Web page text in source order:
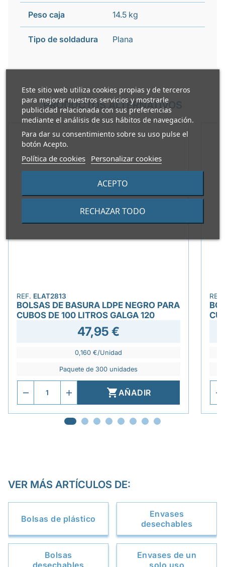
Este sitio web utiliza cookies propias y de terceros
para mejorar nuestros servicios y mostrarle
publicidad relacionada con sus preferencias
mediante el análisis de sus hábitos de navegación.
Para dar su consentimiento sobre su uso pulse el
botón Acepto.
Política de cookies Personalizar cookies
RECHAZAR TODO
ACEPTO
Peso caja 14.5 kg
Tipo de soldadura Plana
PRODUCTOS ALTERNATIVOS
REF. ELAT2813
BOLSAS DE BASURA LDPE NEGRO PARA
CUBOS DE 100 LITROS GALGA 120
47,95 €
0,160 €/Unidad
Paquete de 300 unidades
AÑADIR
VER MÁS ARTÍCULOS DE:
Bolsas de plástico
Envases
desechables
Bolsas
desechables
Envases de un
solo uso